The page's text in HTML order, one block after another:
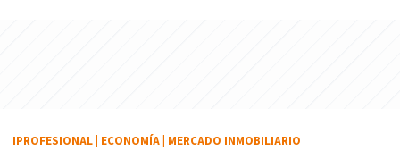
IPROFESIONAL ECONOMÍA MERCADO INMOBILIARIO